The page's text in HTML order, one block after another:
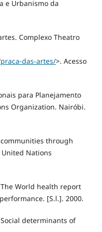
e Urbanismo da
Complexo Theatro
das-artes/>. Acesso
para Planejamento
Organization. Nairóbi.
communities through
Nations
The World health report
[S.l.]. 2000.
Social determinants of